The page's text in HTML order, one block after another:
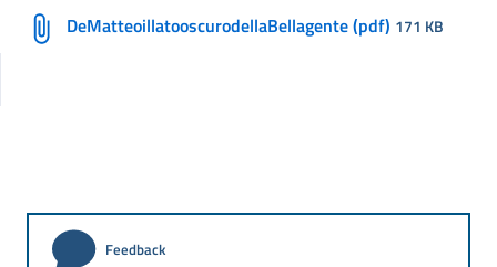
DeMatteoillatooscurodellaBellagente (pdf) 171 KB
Feedback